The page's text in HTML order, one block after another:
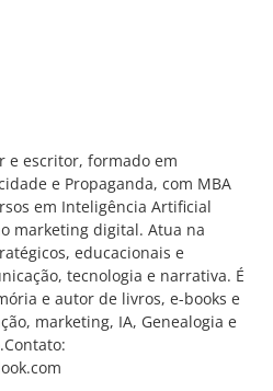
e escritor, formado em
e Propaganda, com MBA
em Inteligência Artificial
marketing digital. Atua na
educacionais e
tecnologia e narrativa. É
e autor de livros, e-books e
marketing, IA, Genealogia e